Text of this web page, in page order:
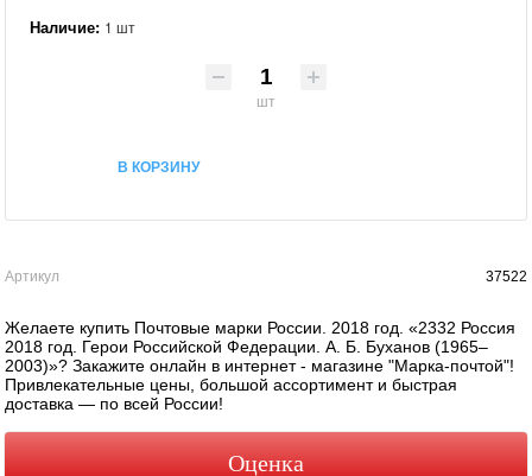
Наличие: 1 шт
шт
В КОРЗИНУ
Артикул 37522
Желаете купить Почтовые марки России. 2018 год. «2332 Россия
2018 год. Герои Российской Федерации. А. Б. Буханов (1965–
2003)»? Закажите онлайн в интернет - магазине "Марка-почтой"!
Привлекательные цены, большой ассортимент и быстрая
доставка — по всей России!
Оценка